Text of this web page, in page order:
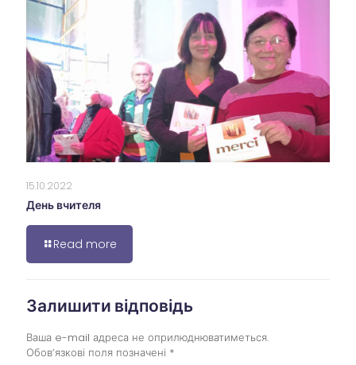
15.10.2022
День вчителя
Read more
Залишити відповідь
Ваша e-mail адреса не оприлюднюватиметься.
Обов’язкові поля позначені *